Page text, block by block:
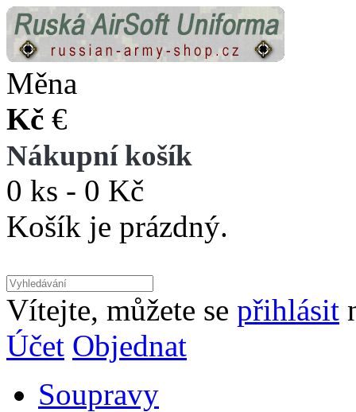
Měna
Kč €
Nákupní košík
0 ks - 0 Kč
Košík je prázdný.
Vítejte, můžete se přihlásit
Účet Objednat
Soupravy